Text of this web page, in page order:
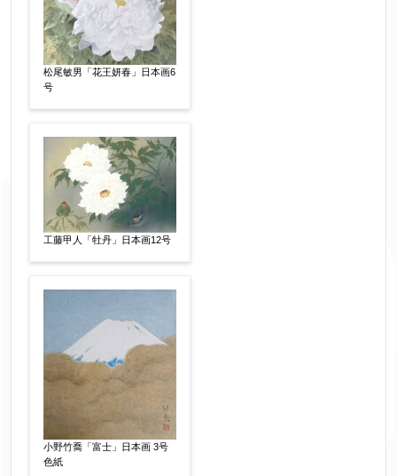
作品の画題 【任意】
日本画
油彩画
素描
立体
その他
絵の画面サイズ 【任意】
【任意】
額装
軸装
その他
サイン等の有無
【任意】
サイン有(自筆)
松尾敏男「花王妍春」日本画6
号
工藤甲人「牡丹」日本画12号
小野竹喬「富士」日本画 3号
色紙